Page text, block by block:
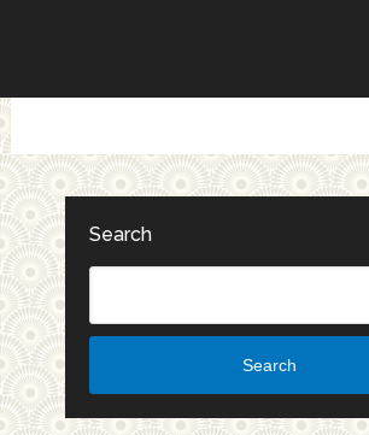
Search
Search